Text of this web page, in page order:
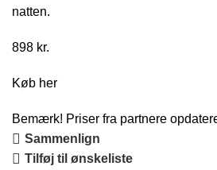
natten.
898 kr.
Køb her
Bemærk! Priser fra partnere
Sammenlign
Tilføj til ønskeliste